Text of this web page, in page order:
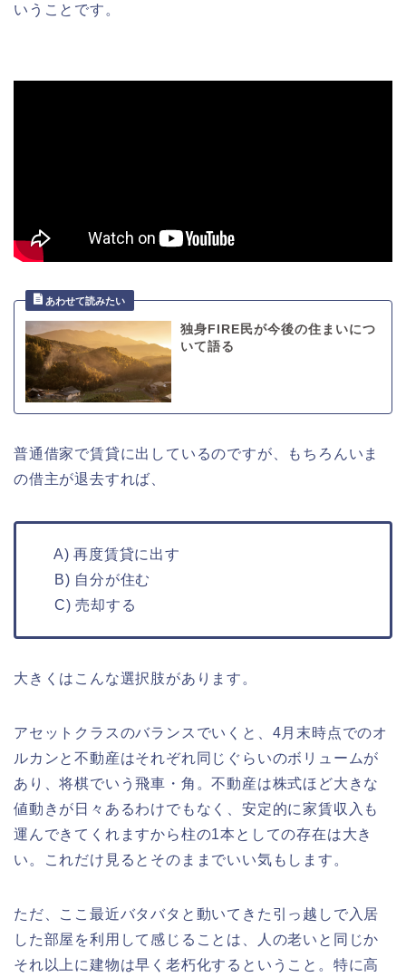
いうことです。
独身FIRE民が今後の住まいにつ
いて語る
普通借家で賃貸に出しているのですが、もちろんいま
の借主が退去すれば、
A) 再度賃貸に出す
B) 自分が住む
C) 売却する
大きくはこんな選択肢があります。
アセットクラスのバランスでいくと、4月末時点でのオ
ルカンと不動産はそれぞれ同じぐらいのボリュームが
あり、将棋でいう飛車・角。不動産は株式ほど大きな
値動きが日々あるわけでもなく、安定的に家賃収入も
運んできてくれますから柱の1本としての存在は大き
い。これだけ見るとそのままでいい気もします。
ただ、ここ最近バタバタと動いてきた引っ越しで入居
した部屋を利用して感じることは、人の老いと同じか
それ以上に建物は早く老朽化するということ。特に高